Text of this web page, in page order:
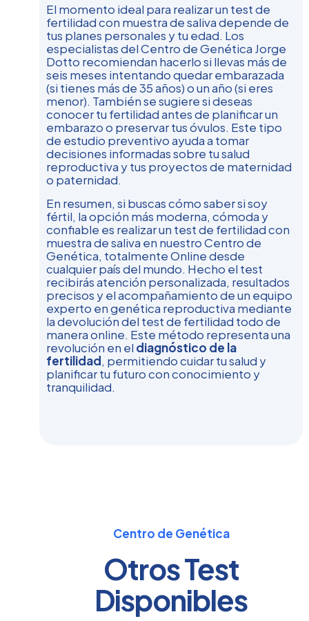
El momento ideal para realizar un test de
fertilidad con muestra de saliva depende de
tus planes personales y tu edad. Los
especialistas del Centro de Genética Jorge
Dotto recomiendan hacerlo si llevas más de
seis meses intentando quedar embarazada
(si tienes más de 35 años) o un año (si eres
menor). También se sugiere si deseas
conocer tu fertilidad antes de planificar un
embarazo o preservar tus óvulos. Este tipo
de estudio preventivo ayuda a tomar
decisiones informadas sobre tu salud
reproductiva y tus proyectos de maternidad
o paternidad.
En resumen, si buscas cómo saber si soy
fértil, la opción más moderna, cómoda y
confiable es realizar un test de fertilidad con
muestra de saliva en nuestro Centro de
Genética, totalmente Online desde
cualquier país del mundo. Hecho el test
recibirás atención personalizada, resultados
precisos y el acompañamiento de un equipo
experto en genética reproductiva mediante
la devolución del test de fertilidad todo de
manera online. Este método representa una
revolución en el diagnóstico de la
fertilidad, permitiendo cuidar tu salud y
planificar tu futuro con conocimiento y
tranquilidad.
Centro de Genética
Otros Test
Disponibles